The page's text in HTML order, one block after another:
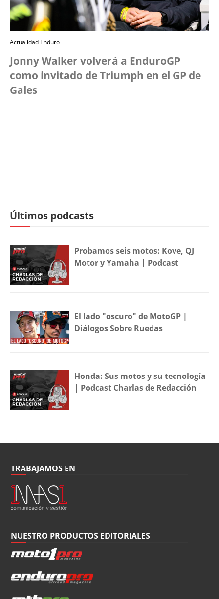
Actualidad Enduro
Jonny Walker volverá a EnduroGP
como invitado de Triumph en el GP de
Gales
Últimos podcasts
Probamos seis motos: Kove, QJ
Motor y Yamaha | Podcast
El lado "oscuro" de MotoGP |
Diálogos Sobre Ruedas
Honda: Sus motos y su tecnología
| Podcast Charlas de Redacción
TRABAJAMOS EN
NUESTRO PRODUCTOS EDITORIALES